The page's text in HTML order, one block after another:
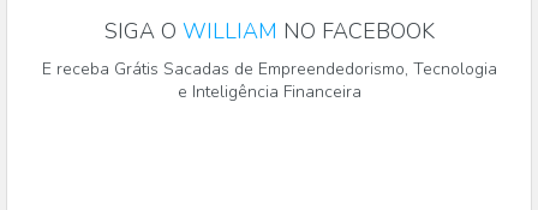
SIGA O WILLIAM NO FACEBOOK
E receba Grátis Sacadas de Empreendedorismo, Tecnologia
e Inteligência Financeira